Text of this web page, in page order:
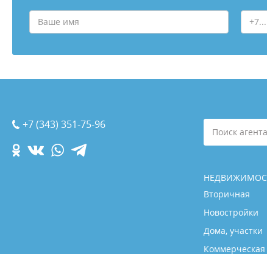
+7 (343) 351-75-96
Поиск
Вторичная
Новостройки
Дома, участки
Коммерческая